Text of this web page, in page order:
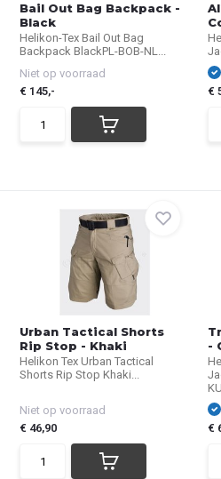
Bail Out Bag Backpack -
Black
Helikon-Tex Bail Out Bag
Backpack BlackPL-BOB-NL...
Niet op voorraad
€ 145,-
€
Urban Tactical Shorts
Rip Stop - Khaki
Helikon Tex Urban Tactical
Shorts Rip Stop Khaki...
Niet op voorraad
€ 46,90
-
€